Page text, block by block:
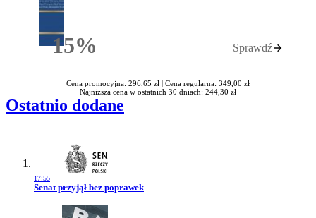
15%Rabatu Sprawdź
Cena promocyjna: 296,65 zł | Cena regularna: 349,00 zł
Najniższa cena w ostatnich 30 dniach: 244,30 zł
Ostatnio dodane
17:55
Przejdź do artykułu:
Senat przyjął bez poprawek